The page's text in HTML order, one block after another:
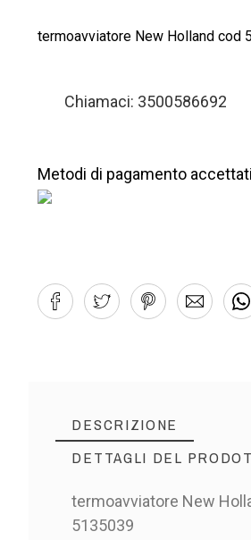
termoavviatore New Holland cod
Chiamaci: 3500586692
Metodi di pagamento
DESCRIZIONE
DETTAGLI DEL
termoavviatore New
5135039